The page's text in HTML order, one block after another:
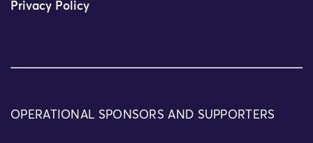
Privacy Policy
OPERATIONAL SPONSORS AND SUPPORTERS